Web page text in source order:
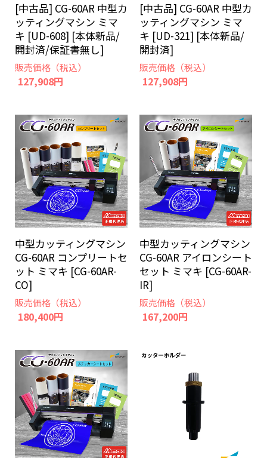
[中古品] CG-60AR 中型カ
ッティングマシン ミマ
キ [UD-608] [本体新品/
開封済/保証書無し]
販売価格（税込）
127,908円
[中古品] CG-60AR 中型カ
ッティングマシン ミマ
キ [UD-321] [本体新品/
開封済]
販売価格（税込）
127,908円
中型カッティングマシン
CG-60AR コンプリートセ
ット ミマキ [CG-60AR-
CO]
販売価格（税込）
180,400円
中型カッティングマシン
CG-60AR アイロンシート
セット ミマキ [CG-60AR-
IR]
販売価格（税込）
167,200円